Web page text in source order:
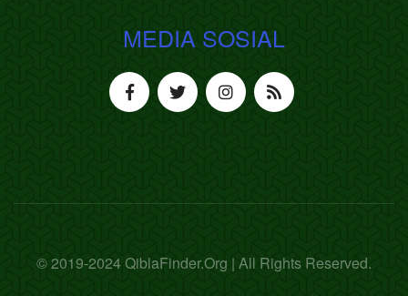
MEDIA SOSIAL
© 2019-2024 QiblaFinder.Org | All Rights Reserved.